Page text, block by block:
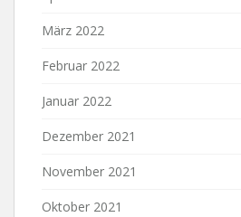
März 2022
Februar 2022
Januar 2022
Dezember 2021
November 2021
Oktober 2021